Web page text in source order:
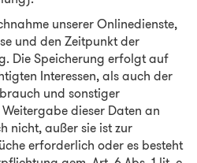
unserer Onlinedienste,
und den Zeitpunkt der
Die Speicherung erfolgt auf
Interessen, als auch der
und sonstiger
dieser Daten an
nicht, außer sie ist zur
erforderlich oder es besteht